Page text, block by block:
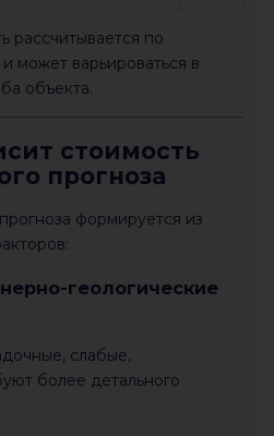
рассчитывается по
может варьироваться в
объекта.
стоимость
прогноза
формируется из
геологические
слабые,
более детального